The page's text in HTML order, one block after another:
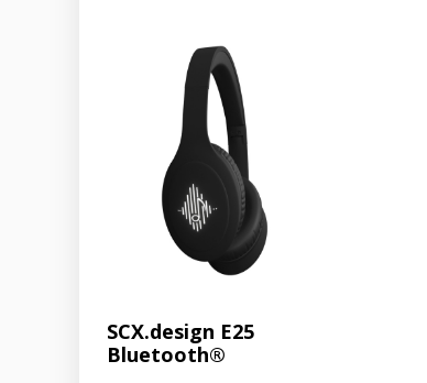
SCX.design E25
Bluetooth®